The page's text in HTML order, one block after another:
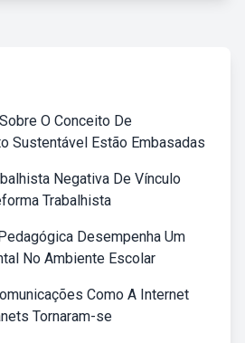
O Conceito De
Sustentável Estão Embasadas
Negativa De Vínculo
Trabalhista
Desempenha Um
No Ambiente Escolar
Como A Internet
Tornaram-se